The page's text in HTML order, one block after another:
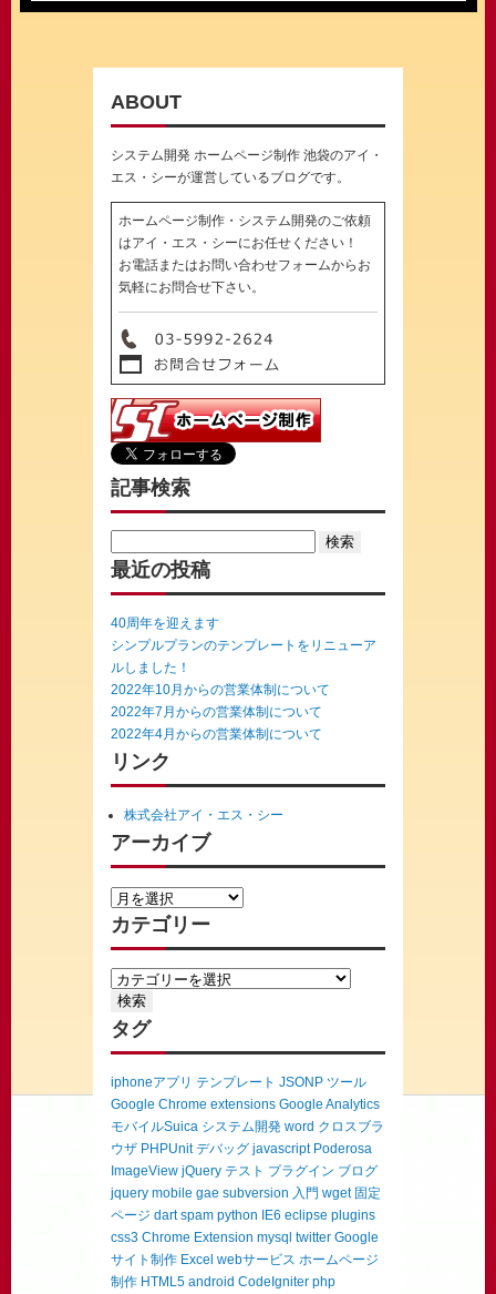
ABOUT
システム開発 ホームページ制作 池袋のアイ・
エス・シーが運営しているブログです。
ホームページ制作・システム開発のご依頼
はアイ・エス・シーにお任せください！
お電話またはお問い合わせフォームからお
気軽にお問合せ下さい。
記事検索
for:
最近の投稿
40周年を迎えます
シンプルプランのテンプレートをリニューア
ルしました！
2022年10月からの営業体制について
2022年7月からの営業体制について
2022年4月からの営業体制について
リンク
株式会社アイ・エス・シー
アーカイブ
カテゴリー
タグ
iphoneアプリ テンプレート JSONP ツール
Google Chrome extensions Google Analytics
モバイルSuica システム開発 word クロスブラ
ウザ PHPUnit デバッグ javascript Poderosa
ImageView jQuery テスト プラグイン ブログ
jquery mobile gae subversion 入門 wget 固定
ページ dart spam python IE6 eclipse plugins
css3 Chrome Extension mysql twitter Google
サイト制作 Excel webサービス ホームページ
制作 HTML5 android CodeIgniter php